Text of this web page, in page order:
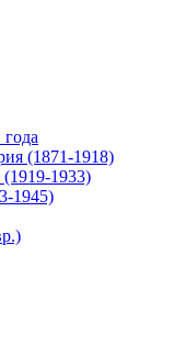
(1871-1918)
(1919-1933)
1945)